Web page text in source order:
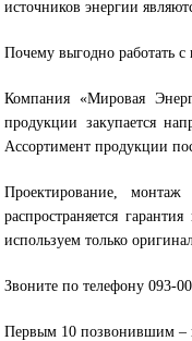
источников энергии
Почему выгодно работать с
Компания «Мировая
продукции закупается
Ассортимент продукции
Проектирование,
распространяется
используем только
Звоните по телефону 093-
Первым 10 позвонившим –